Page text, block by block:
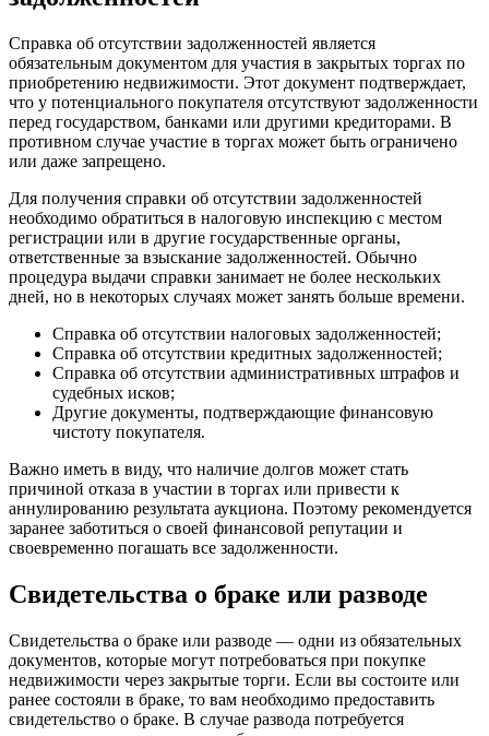
Справка об отсутствии задолженностей является
обязательным документом для участия в закрытых торгах по
приобретению недвижимости. Этот документ подтверждает,
что у потенциального покупателя отсутствуют задолженности
перед государством, банками или другими кредиторами. В
противном случае участие в торгах может быть ограничено
или даже запрещено.
Для получения справки об отсутствии задолженностей
необходимо обратиться в налоговую инспекцию с местом
регистрации или в другие государственные органы,
ответственные за взыскание задолженностей. Обычно
процедура выдачи справки занимает не более нескольких
дней, но в некоторых случаях может занять больше времени.
Справка об отсутствии налоговых задолженностей;
Справка об отсутствии кредитных задолженностей;
Справка об отсутствии административных штрафов и
судебных исков;
Другие документы, подтверждающие финансовую
чистоту покупателя.
Важно иметь в виду, что наличие долгов может стать
причиной отказа в участии в торгах или привести к
аннулированию результата аукциона. Поэтому рекомендуется
заранее заботиться о своей финансовой репутации и
своевременно погашать все задолженности.
Свидетельства о браке или разводе
Свидетельства о браке или разводе — одни из обязательных
документов, которые могут потребоваться при покупке
недвижимости через закрытые торги. Если вы состоите или
ранее состояли в браке, то вам необходимо предоставить
свидетельство о браке. В случае развода потребуется